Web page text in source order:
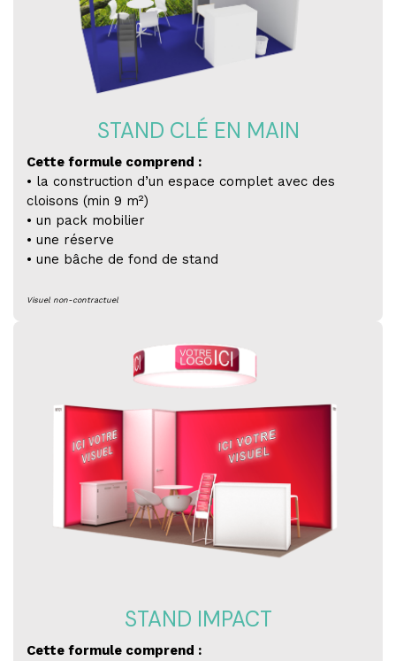
STAND CLÉ EN MAIN
Cette formule comprend :
• la construction d’un espace complet avec des
cloisons (min 9 m²)
• un pack mobilier
• une réserve
• une bâche de fond de stand
Visuel non-contractuel
STAND IMPACT
Cette formule comprend :